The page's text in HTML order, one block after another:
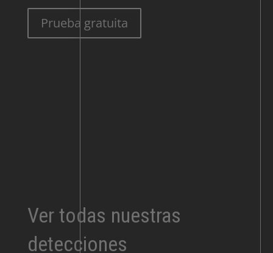
Prueba gratuita
Ver todas nuestras
detecciones